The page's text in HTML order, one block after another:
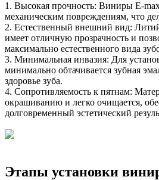
1. Высокая прочность: Виниры E-
механическим повреждениям, что
2. Естественный внешний вид:
имеет отличную прозрачность и
максимально естественного вида
3. Минимальная инвазия: Для
минимально обтачивается зубная
здоровье зуба.
4. Сопротивляемость к пятнам:
окрашиванию и легко очищается,
долговременный эстетический
Этапы установки